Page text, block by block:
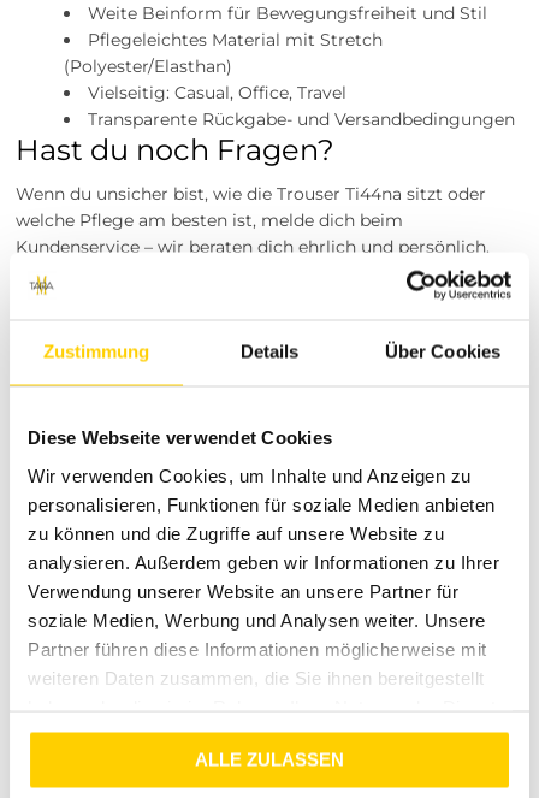
Zustimmung Details Über Cookies
Diese Webseite verwendet Cookies
Wir verwenden Cookies, um Inhalte und Anzeigen zu
personalisieren, Funktionen für soziale Medien anbieten
zu können und die Zugriffe auf unsere Website zu
analysieren. Außerdem geben wir Informationen zu Ihrer
Verwendung unserer Website an unsere Partner für
soziale Medien, Werbung und Analysen weiter. Unsere
Partner führen diese Informationen möglicherweise mit
weiteren Daten zusammen, die Sie ihnen bereitgestellt
gesammelt haben.
ALLE ZULASSEN
Weite Beinform für Bewegungsfreiheit und Stil
Pflegeleichtes Material mit Stretch
(Polyester/Elasthan)
Vielseitig: Casual, Office, Travel
Transparente Rückgabe- und Versandbedingungen
Hast du noch Fragen?
Wenn du unsicher bist, wie die Trouser Ti44na sitzt oder
welche Pflege am besten ist, melde dich beim
Kundenservice – wir beraten dich ehrlich und persönlich.
Deine Zufriedenheit ist uns wichtig, deshalb geben wir dir
klare Informationen zu Versand, Rückgabe und Pflege.
Jetzt entdecken
Wenn du eine vielseitige, bequeme und stilvolle Hose
Warenkorb hinzu und überzeuge dich selbst von Passform
die 30‑Tage‑Rückgabe und finde deinen perfekten Style.
Besuche unsere Stores
Du möchtest vor dem Kauf deine Lieblingsartikel
anprobieren? Besuche einen unserer Tara-M Stores in
Dinslaken, Borken, Rheine, Herne, Bocholt, Coesfeld,
Datteln, Lüdinghausen, Marl oder Herten. Unsere
Modeexperten vor Ort beraten dich gerne!
Das Projekt Tara‑M steht für persönliche Beratung, lokale
Präsenz und ein kuratiertes Sortiment, das Stil und